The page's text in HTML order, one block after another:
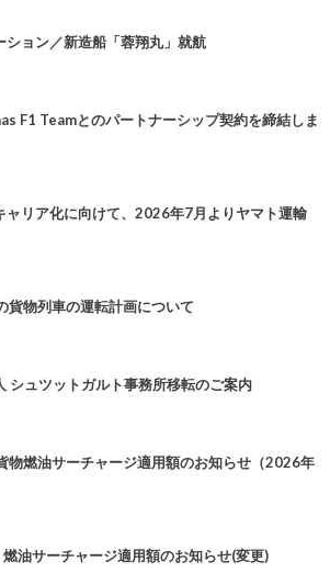
ション／新造船「蓉翔丸」就航
F1 Teamとのパートナーシップ契約を締結しま
ャリア化に向けて、2026年7月よりヤマト運輸
貨物列車の運転計画について
シュツットガルト事務所移転のご案内
物燃油サーチャージ適用額のお知らせ（2026年
油サーチャージ適用額のお知らせ(変更)